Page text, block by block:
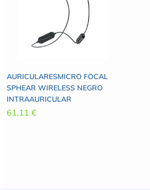
AURICULARESMICRO FOCAL
SPHEAR WIRELESS NEGRO
INTRAAURICULAR
61,11 €